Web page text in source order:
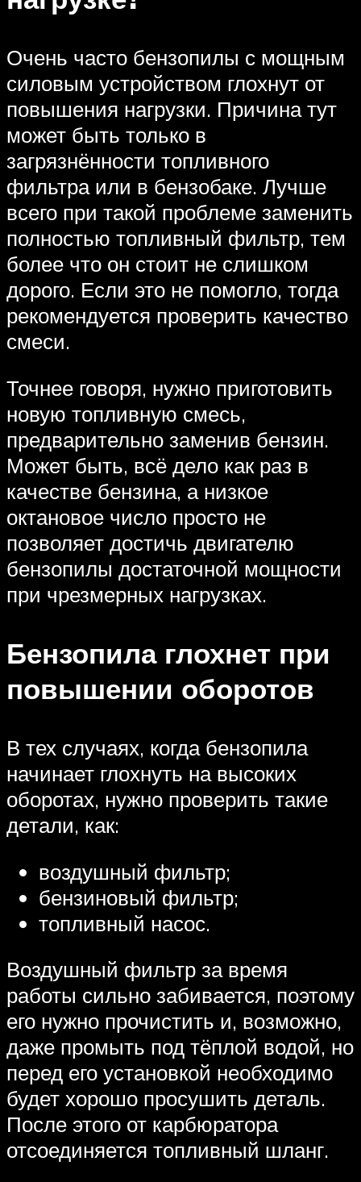
Очень часто бензопилы с мощным
силовым устройством глохнут от
повышения нагрузки. Причина тут
может быть только в
загрязнённости топливного
фильтра или в бензобаке. Лучше
всего при такой проблеме заменить
полностью топливный фильтр, тем
более что он стоит не слишком
дорого. Если это не помогло, тогда
рекомендуется проверить качество
смеси.
Точнее говоря, нужно приготовить
новую топливную смесь,
предварительно заменив бензин.
Может быть, всё дело как раз в
качестве бензина, а низкое
октановое число просто не
позволяет достичь двигателю
бензопилы достаточной мощности
при чрезмерных нагрузках.
Бензопила глохнет при
повышении оборотов
В тех случаях, когда бензопила
начинает глохнуть на высоких
оборотах, нужно проверить такие
детали, как:
воздушный фильтр;
бензиновый фильтр;
топливный насос.
Воздушный фильтр за время
работы сильно забивается, поэтому
его нужно прочистить и, возможно,
даже промыть под тёплой водой, но
перед его установкой необходимо
будет хорошо просушить деталь.
После этого от карбюратора
отсоединяется топливный шланг.